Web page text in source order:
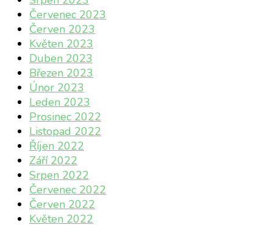
Červenec 2023
Červen 2023
Květen 2023
Duben 2023
Březen 2023
Únor 2023
Leden 2023
Prosinec 2022
Listopad 2022
Říjen 2022
Září 2022
Srpen 2022
Červenec 2022
Červen 2022
Květen 2022